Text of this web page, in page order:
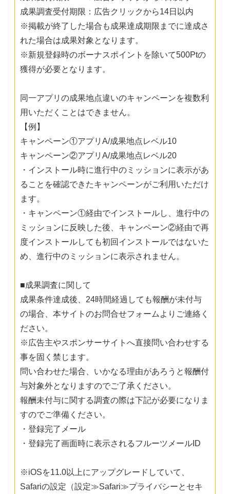
成果調査受付期限：広告クリックから14日以内
※掲載が終了した場合も成果達成期限までに達成さ
れた場合は成果対象となります。
※新規登録時のボーナスポイントを除いて500Ptの
獲得が必要となります。
同一アプリの成果地点違いのキャンペーンを複数利
用いただくことはできません。
【例】
キャンペーン①アプリA/成果地点レベル10
キャンペーン②アプリA/成果地点レベル20
・インストール時に進行中のミッションに表示があ
ることを確認できたキャンペーンがご利用いただけ
ます。
・キャンペーン①経由でインストールし、進行中の
ミッションに反映した後、キャンペーン②経由で再
度インストールしても初回インストールではないた
め、進行中のミッションに表示されません。
■成果調査に関して
成果条件達成後、24時間経過しても報酬が未付与
の場合、本サイトのお問合せフォームよりご連絡く
ださい。
※広告主やスポンサーサイトへ直接問い合わせする
事を固く禁じます。
問い合わせた場合、いかなる理由があろうと報酬付
与対象外となりますのでご了承ください。
報酬未付与に関する調査の際は下記が必要になりま
すのでご準備ください。
・登録完了メール
・登録完了画面時に表示されるフルーツメールID
※iOSを11.0以上にアップグレードしていて、
Safariの設定（設定≫Safari≫プライバシーとセキ